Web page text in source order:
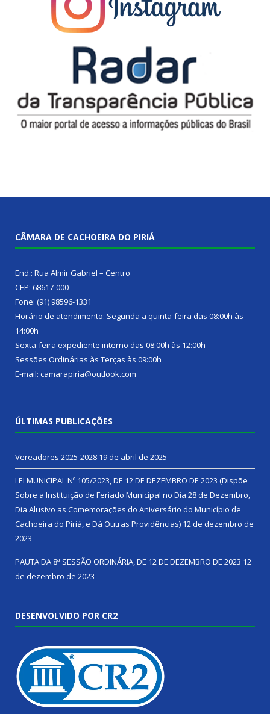
CÂMARA DE CACHOEIRA DO PIRIÁ
End.: Rua Almir Gabriel – Centro
CEP: 68617-000
Fone: (91) 98596-1331
Horário de atendimento: Segunda a quinta-feira das 08:00h às
14:00h
Sexta-feira expediente interno das 08:00h às 12:00h
Sessões Ordinárias às Terças às 09:00h
E-mail: camarapiria@outlook.com
ÚLTIMAS PUBLICAÇÕES
Vereadores 2025-2028 19 de abril de 2025
LEI MUNICIPAL Nº 105/2023, DE 12 DE DEZEMBRO DE 2023 (Dispõe
Sobre a Instituição de Feriado Municipal no Dia 28 de Dezembro,
Dia Alusivo as Comemorações do Aniversário do Município de
Cachoeira do Piriá, e Dá Outras Providências) 12 de dezembro de
2023
PAUTA DA 8ª SESSÃO ORDINÁRIA, DE 12 DE DEZEMBRO DE 2023 12
de dezembro de 2023
DESENVOLVIDO POR CR2